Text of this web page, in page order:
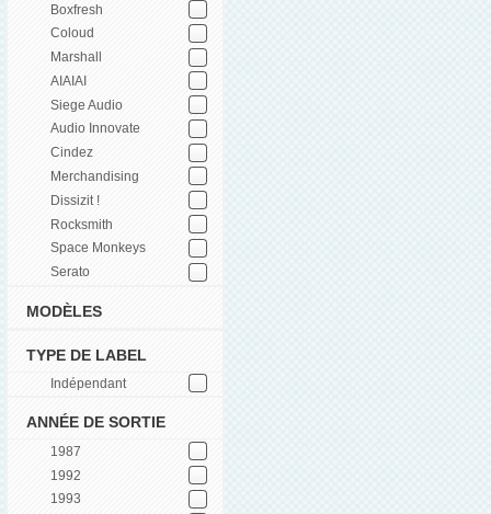
Boxfresh
Coloud
Marshall
AIAIAI
Siege Audio
Audio Innovate
Cindez
Merchandising
Dissizit !
Rocksmith
Space Monkeys
Serato
MODÈLES
TYPE DE LABEL
Indépendant
ANNÉE DE SORTIE
1987
1992
1993